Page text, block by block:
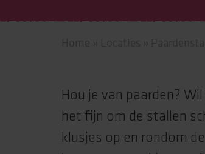
Hou je van paarden?
het fijn om de stallen
klusjes op en rondom